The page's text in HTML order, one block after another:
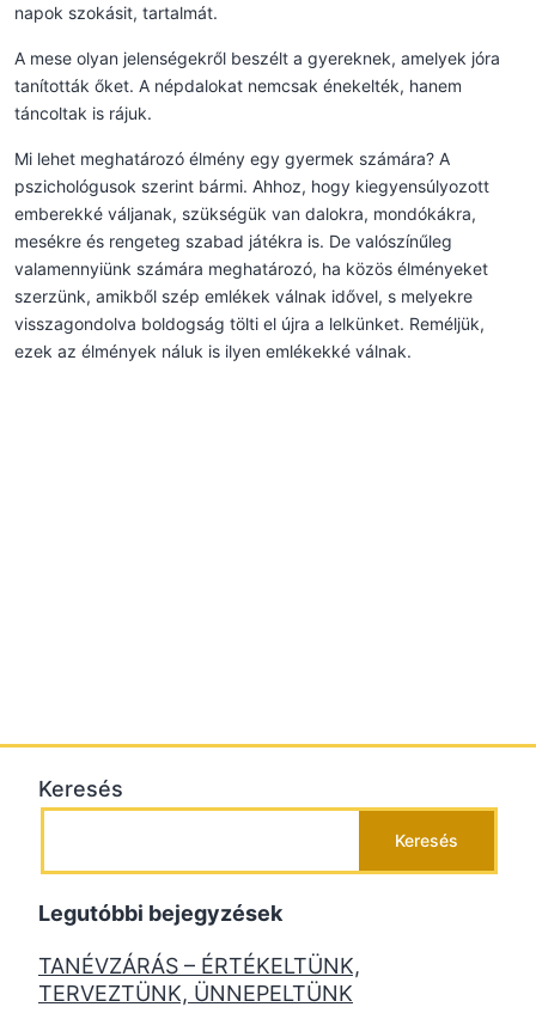
napok szokásit, tartalmát.
A mese olyan jelenségekről beszélt a gyereknek, amelyek jóra
tanították őket. A népdalokat nemcsak énekelték, hanem
táncoltak is rájuk.
Mi lehet meghatározó élmény egy gyermek számára? A
pszichológusok szerint bármi. Ahhoz, hogy kiegyensúlyozott
emberekké váljanak, szükségük van dalokra, mondókákra,
mesékre és rengeteg szabad játékra is. De valószínűleg
valamennyiünk számára meghatározó, ha közös élményeket
szerzünk, amikből szép emlékek válnak idővel, s melyekre
visszagondolva boldogság tölti el újra a lelkünket. Reméljük,
ezek az élmények náluk is ilyen emlékekké válnak.
Keresés
Keresés
Legutóbbi bejegyzések
TANÉVZÁRÁS – ÉRTÉKELTÜNK,
TERVEZTÜNK, ÜNNEPELTÜNK